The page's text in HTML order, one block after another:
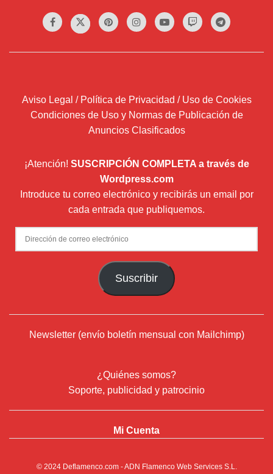
Aviso Legal / Política de Privacidad / Uso de Cookies
Condiciones de Uso y Normas de Publicación de
Anuncios Clasificados
¡Atención! SUSCRIPCIÓN COMPLETA a través de
Wordpress.com
Introduce tu correo electrónico y recibirás un email por
cada entrada que publiquemos.
Dirección
de
Suscribir
Newsletter (envío boletín mensual con Mailchimp)
¿Quiénes somos?
Soporte, publicidad y patrocinio
Mi Cuenta
© 2024 Deflamenco.com- ADN Flamenco Web Services S.L.